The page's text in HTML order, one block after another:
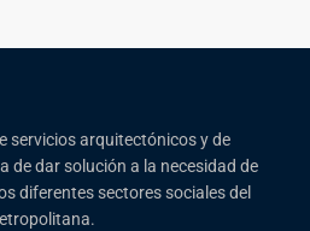
servicios arquitectónicos y de
de dar solución a la necesidad de
diferentes sectores sociales del